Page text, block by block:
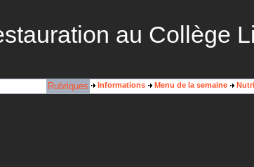
au Collège
Menu de la semaine
Informations
Rubriques